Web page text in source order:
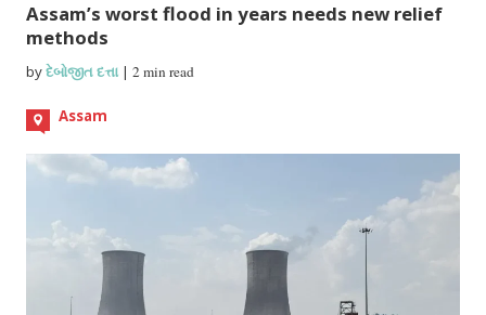
Assam’s worst flood in years needs new relief
methods
byદેબોજીત દત્તા |2 min read
Assam